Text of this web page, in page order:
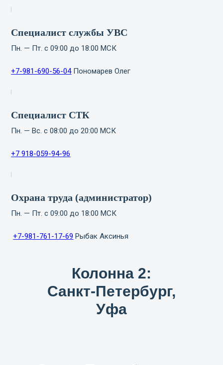
Специалист службы УВС
Пн. — Пт. с 09:00 до 18:00 МСК
+7-981-690-56-04Пономарев Олег
Специалист СТК
Пн. — Вс. с 08:00 до 20:00 МСК
+7 918-059-94-96
Охрана труда (администратор)
Пн. — Пт. с 09:00 до 18:00 МСК
+7-981-761-17-69 Рыбак Аксинья
Колонна 2:
Санкт-Петербург,
Уфа